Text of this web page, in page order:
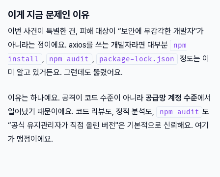
이게 지금 문제인 이유
이번 사건이 특별한 건, 피해 대상이 “보안에 무감각한 개발자"가
아니라는 점이에요. axios를 쓰는 개발자라면 대부분
npm
install , npm audit , package-lock.json
정도는 이
미 알고 있거든요. 그런데도 뚫렸어요.
이유는 하나예요. 공격이 코드 수준이 아니라 공급망 계정 수준에서
일어났기 때문이에요. 코드 리뷰도, 정적 분석도,
npm audit 도
“공식 유지관리자가 직접 올린 버전"은 기본적으로 신뢰해요. 여기
가 맹점이에요.